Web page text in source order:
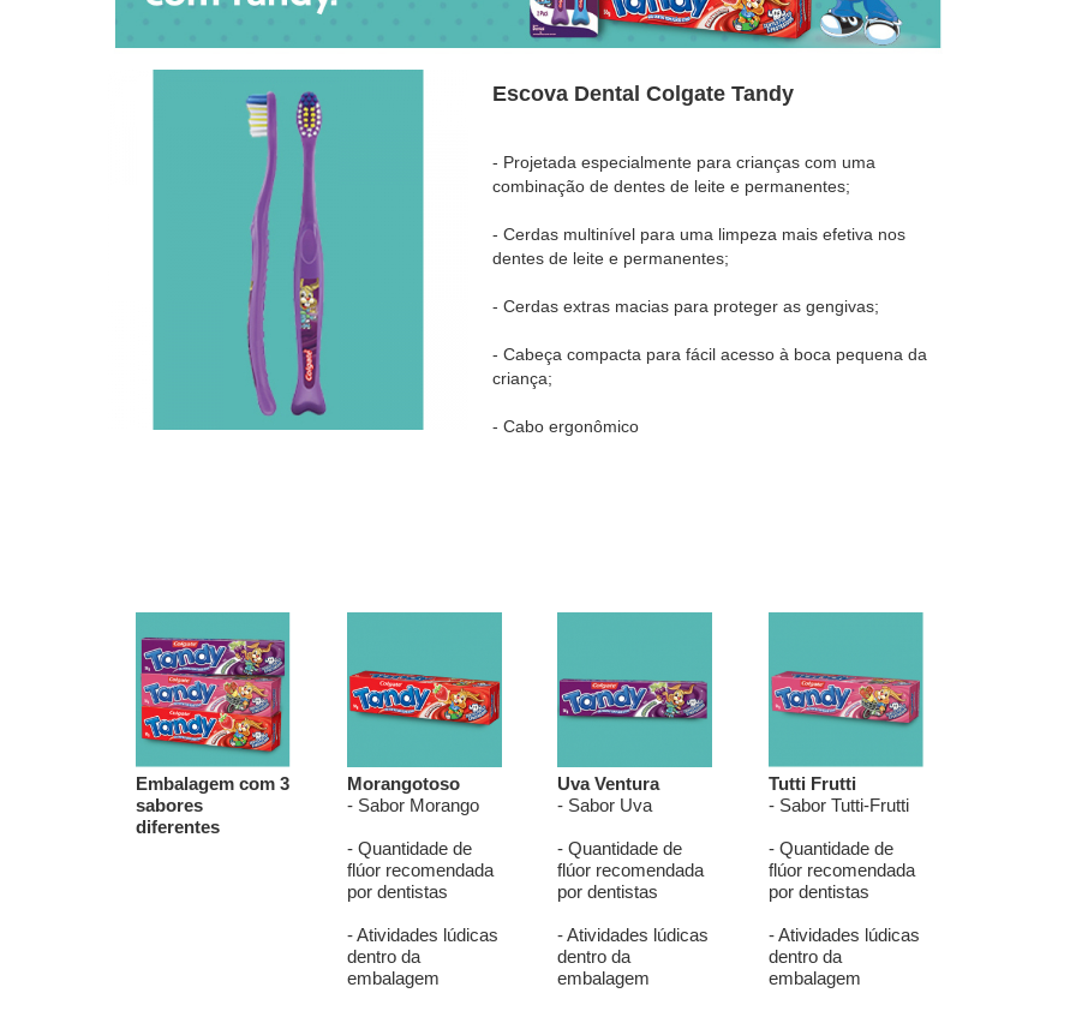
Esta escova proporciona cuidados indispensáveis para o sorriso em desenvolvimento das crianças,
oferecendo vantagens práticas para a rotina familiar:
Cerdas extra macias que realizam uma limpeza profunda sem machucar a gengiva.
Cabeça com proteção emborrachada para amortecer impactos durante a escovação.
Cabo antiderrapante com formato ergonômico, ideal para o manuseio das mãos infantis.
Cerdas coloridas que ajudam a medir a quantidade ideal decreme dental .
Remoção eficiente de resíduos e placas nos dentes posteriores de difícil alcance.
Como usar a Escova Dental Infantil?
Utilize a Escova Dental Infantil pelo menos três vezes ao dia, de preferência após as principais
refeições e antes de dormir. Coloque uma pequena quantidade de gel ou creme dental infantil de
acordo com a demarcação das cerdas.
Faça movimentos circulares e suaves na parte externa, interna e nas superfícies de mastigação dos
dentes. A escovação deve ser realizada por cerca de dois minutos e sempre contar com a
supervisão ou auxílio de um adulto.
desgaste visual.
Perguntas Frequentes
A Escova Dental Infantil é indicada para qual idade?
As cerdas da Escova Dental Infantil machucam a gengiva?
Qual a quantidade de creme dental recomendada para usar nesta escova?
Com que frequência devo substituir a Escova Dental Infantil?
As crianças podem usar a Escova Dental Infantil sozinhas?